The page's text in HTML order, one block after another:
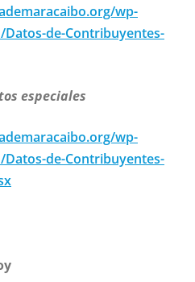
wp-
de-Contribuyentes-
especiales
wp-
de-Contribuyentes-